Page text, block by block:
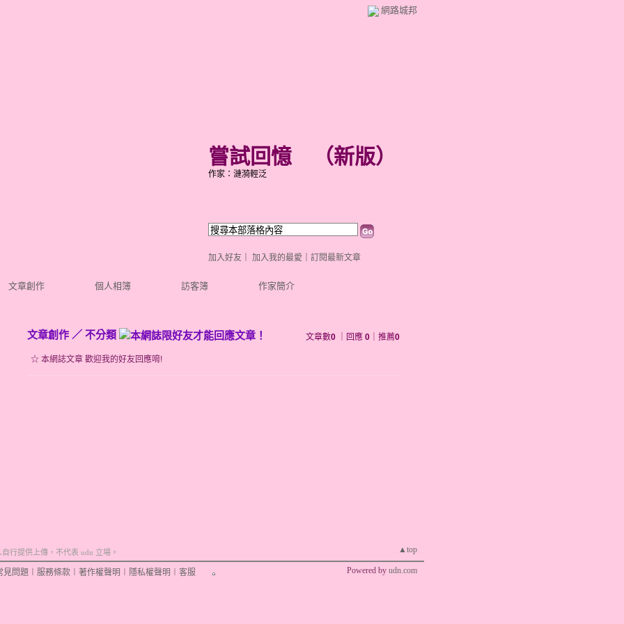
網路城邦
嘗試回憶 （新版）
文章創作 個人相簿 訪客簿 作家簡介
加入好友 加入我的最愛 訂閱最新文章
作家：漣漪輕泛
文章創作 ／ 不分類 文章數0 ｜回應 0 ｜推薦0
☆ 本網誌文章 歡迎我的好友回應唷!
▲top
行提供上傳，不代表 udn 立場。
見問題 服務條款 著作權聲明 隱私權聲明 客服 Powered by udn.com